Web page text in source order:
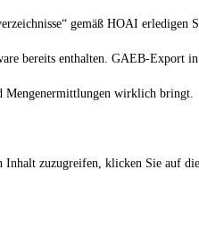
gemäß HOAI erledigen
bereits enthalten. GAEB-Export
wirklich bringt.
Inhalt zuzugreifen, klicken Sie auf